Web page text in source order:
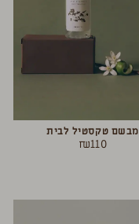
מבשם טקסטיל לבית
₪110